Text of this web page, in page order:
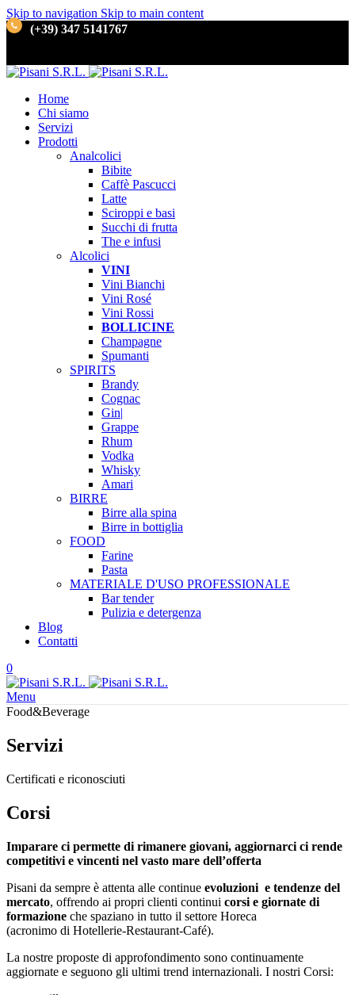
Skip to navigation Skip to main content
(+39) 347 5141767
Home
Chi siamo
Servizi
Prodotti
Analcolici
Bibite
Caffè Pascucci
Latte
Sciroppi e basi
Succhi di frutta
The e infusi
Alcolici
VINI
Vini Bianchi
Vini Rosé
Vini Rossi
BOLLICINE
Champagne
Spumanti
SPIRITS
Brandy
Cognac
Gin|
Grappe
Rhum
Vodka
Whisky
Amari
BIRRE
Birre alla spina
Birre in bottiglia
FOOD
Farine
Pasta
MATERIALE D'USO PROFESSIONALE
Bar tender
Pulizia e detergenza
Blog
Contatti
0
Menu
Food&Beverage
Servizi
Certificati e riconosciuti
Corsi
Imparare ci permette di rimanere giovani, aggiornarci ci rende
competitivi e vincenti nel vasto mare dell’offerta
Pisani da sempre è attenta alle continue evoluzioni e tendenze del
mercato, offrendo ai propri clienti continui corsi e giornate di
formazione che spaziano in tutto il settore Horeca
(acronimo di Hotellerie-Restaurant-Café).
La nostre proposte di approfondimento sono continuamente
aggiornate e seguono gli ultimi trend internazionali. I nostri Corsi: